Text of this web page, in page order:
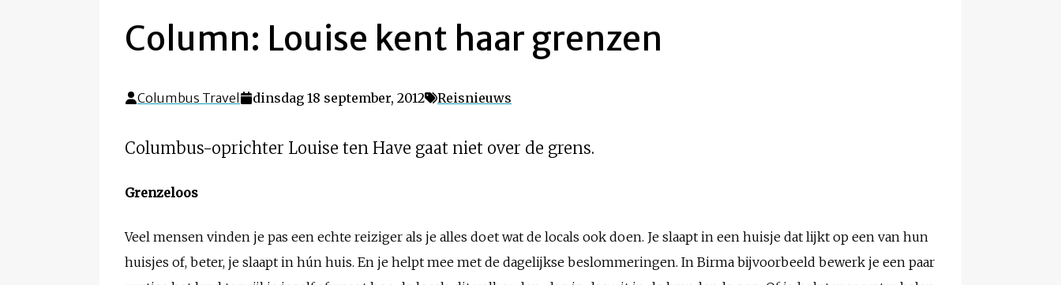
Column: Louise kent haar grenzen
Columbus Travel dinsdag 18 september, 2012 Reisnieuws
Columbus-oprichter Louise ten Have gaat niet over de grens.
Grenzeloos
Veel mensen vinden je pas een echte reiziger als je alles doet wat de locals ook doen. Je slaapt in een huisje dat lijkt op een van hun
huisjes of, beter, je slaapt in hún huis. En je helpt mee met de dagelijkse beslommeringen. In Birma bijvoorbeeld bewerk je een paar